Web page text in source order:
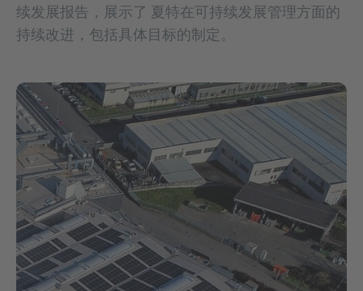
续发展报告，展示了 夏特在可持续发展管理方面的
持续改进，包括具体目标的制定。